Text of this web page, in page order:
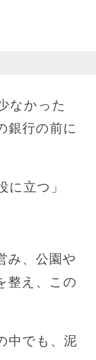
なかった
銀行の前に
に立つ」
み、公園や
整え、この
中でも、泥